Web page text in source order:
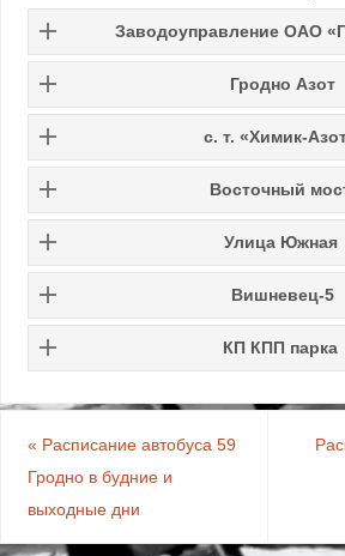
Заводоуправление ОАО
Гродно Азот
с. т. «Химик-
Восточный
Улица Южная
Вишневец-5
КП КПП парка
« Расписание автобуса 59
Гродно в будние и
выходные дни